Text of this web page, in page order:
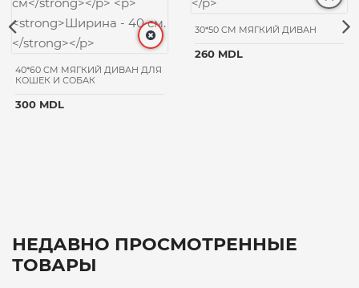
40*60 CM МЯГКИЙ ДИВАН ДЛЯ
КОШЕК И СОБАК
300 MDL
30*50 CM МЯГКИЙ ДИВАН
260 MDL
НЕДАВНО ПРОСМОТРЕННЫЕ
ТОВАРЫ